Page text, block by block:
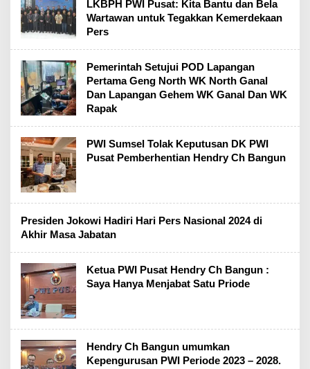
LKBPH PWI Pusat: Kita Bantu dan Bela
Wartawan untuk Tegakkan Kemerdekaan
Pers
Pemerintah Setujui POD Lapangan
Pertama Geng North WK North Ganal
Dan Lapangan Gehem WK Ganal Dan WK
Rapak
PWI Sumsel Tolak Keputusan DK PWI
Pusat Pemberhentian Hendry Ch Bangun
Presiden Jokowi Hadiri Hari Pers Nasional 2024 di
Akhir Masa Jabatan
Ketua PWI Pusat Hendry Ch Bangun :
Saya Hanya Menjabat Satu Priode
Hendry Ch Bangun umumkan
Kepengurusan PWI Periode 2023 – 2028.